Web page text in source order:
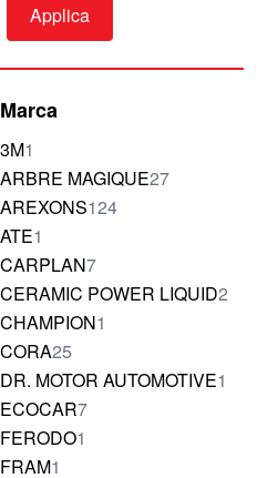
Applica
Marca
3M1
elemento
ARBRE MAGIQUE27
elementi
AREXONS124
elementi
ATE1
elemento
CARPLAN7
elementi
CERAMIC POWER LIQUID2
elementi
CHAMPION1
elemento
CORA25
elementi
DR. MOTOR AUTOMOTIVE1
elemento
ECOCAR7
elementi
FERODO1
elemento
FRAM1
elemento